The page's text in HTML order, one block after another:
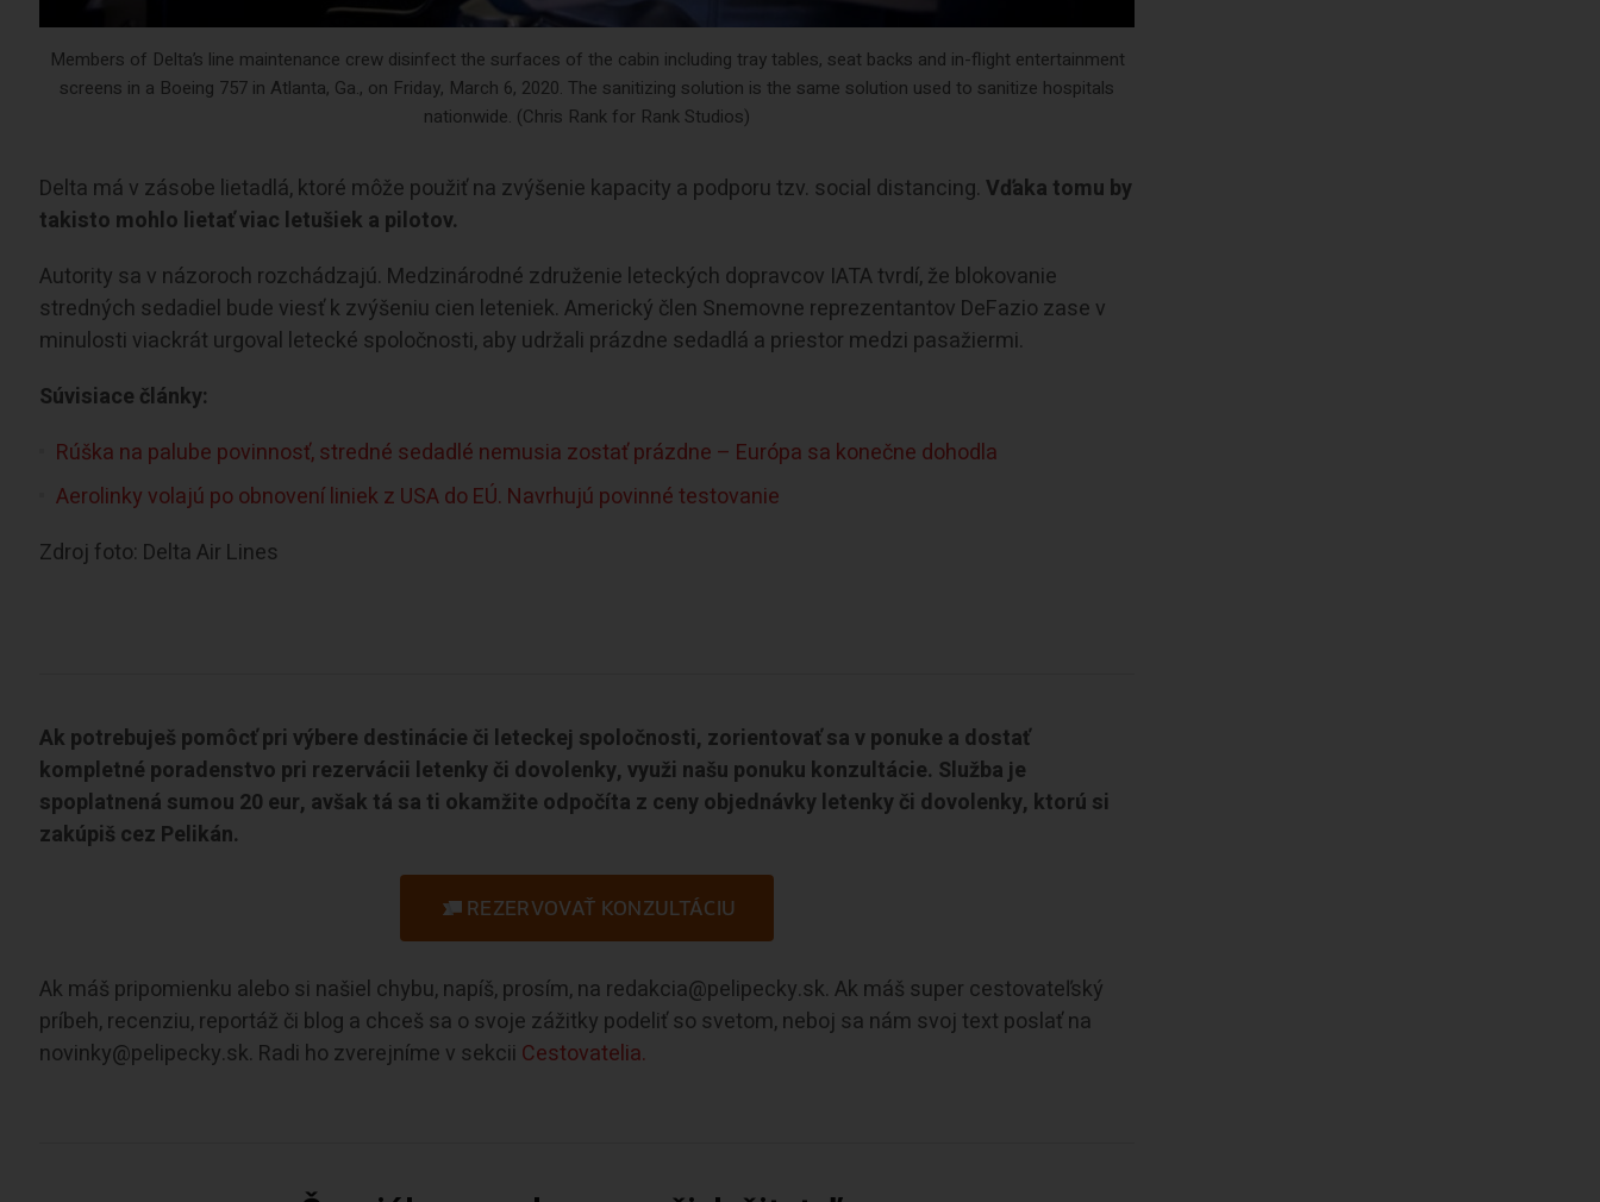
Members of Delta’s line maintenance crew disinfect the surfaces of the cabin including tray tables, seat backs and in-flight entertainment
screens in a Boeing 757 in Atlanta, Ga., on Friday, March 6, 2020. The sanitizing solution is the same solution used to sanitize hospitals
nationwide. (Chris Rank for Rank Studios)
Delta má v zásobe lietadlá, ktoré môže použiť na zvýšenie kapacity a podporu tzv. social distancing. Vďaka tomu by
takisto mohlo lietať viac letušiek a pilotov.
Autority sa v názoroch rozchádzajú. Medzinárodné združenie leteckých dopravcov IATA tvrdí, že blokovanie
stredných sedadiel bude viesť k zvýšeniu cien leteniek. Americký člen Snemovne reprezentantov DeFazio zase v
minulosti viackrát urgoval letecké spoločnosti, aby udržali prázdne sedadlá a priestor medzi pasažiermi.
Súvisiace články:
Rúška na palube povinnosť, stredné sedadlé nemusia zostať prázdne – Európa sa konečne dohodla
Aerolinky volajú po obnovení liniek z USA do EÚ. Navrhujú povinné testovanie
Zdroj foto: Delta Air Lines
Ak potrebuješ pomôcť pri výbere destinácie či leteckej spoločnosti, zorientovať sa v ponuke a dostať
kompletné poradenstvo pri rezervácii letenky či dovolenky, využi našu ponuku konzultácie. Služba je
spoplatnená sumou 20 eur, avšak tá sa ti okamžite odpočíta z ceny objednávky letenky či dovolenky, ktorú si
zakúpiš cez Pelikán.
REZERVOVAŤ KONZULTÁCIU
Ak máš pripomienku alebo si našiel chybu, napíš, prosím, na redakcia@pelipecky.sk. Ak máš super cestovateľský
príbeh, recenziu, reportáž či blog a chceš sa o svoje zážitky podeliť so svetom, neboj sa nám svoj text poslať na
novinky@pelipecky.sk. Radi ho zverejníme v sekcii Cestovatelia.